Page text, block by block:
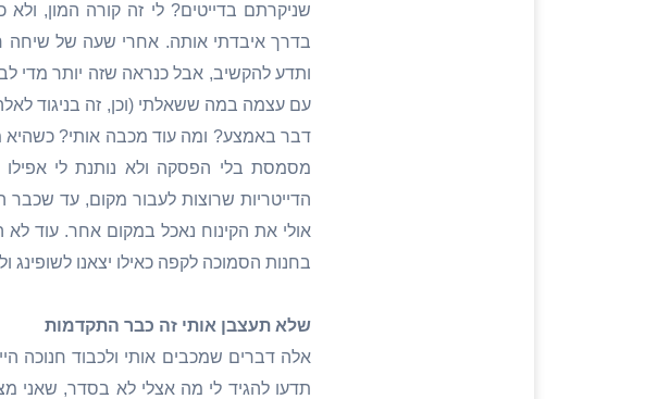
שניקרתם בדייטים? לי זה קורה המון,
בדרך איבדתי אותה. אחרי שעה של שיחה
ותדע להקשיב, אבל כנראה שזה יותר מדי
עם עצמה במה ששאלתי (וכן, זה בניגוד
דבר באמצע? ומה עוד מכבה אותי? כשהיא
מסמסת בלי הפסקה ולא נותנת לי
הדייטריות שרוצות לעבור מקום, עד שכבר
אולי את הקינוח נאכל במקום אחר. עוד
בחנות הסמוכה לקפה כאילו יצאנו
שלא תעצבן אותי זה כבר התקדמות
אלה דברים שמכבים אותי ולכבוד חנוכה
תדעו להגיד לי מה אצלי לא בסדר, שאני